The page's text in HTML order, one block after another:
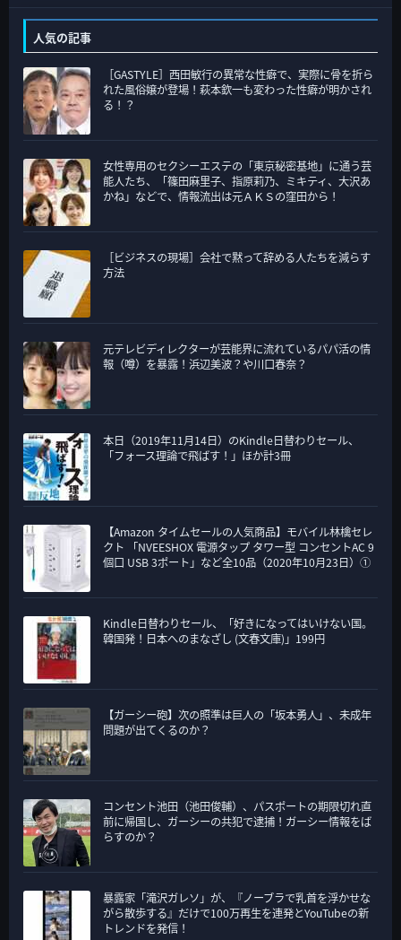
ゴ
リ
ー
人気の記事
［GASTYLE］西田敏行の異常な性癖で、実際に骨を折ら
れた風俗嬢が登場！萩本欽一も変わった性癖が明かされ
る！？
女性専用のセクシーエステの「東京秘密基地」に通う芸
能人たち、「篠田麻里子、指原莉乃、ミキティ、大沢あ
かね」などで、情報流出は元ＡＫＳの窪田から！
［ビジネスの現場］会社で黙って辞める人たちを減らす
方法
元テレビディレクターが芸能界に流れているパパ活の情
報（噂）を暴露！浜辺美波？や川口春奈？
本日（2019年11月14日）のKindle日替わりセール、
「フォース理論で飛ばす！」ほか計3冊
【Amazon タイムセールの人気商品】モバイル林檎セレ
クト 「NVEESHOX 電源タップ タワー型 コンセントAC 9
個口 USB 3ポート」など全10品（2020年10月23日）①
Kindle日替わりセール、「好きになってはいけない国。
韓国発！日本へのまなざし (文春文庫)」199円
【ガーシー砲】次の照準は巨人の「坂本勇人」、未成年
問題が出てくるのか？
コンセント池田（池田俊輔）、パスポートの期限切れ直
前に帰国し、ガーシーの共犯で逮捕！ガーシー情報をば
らすのか？
暴露家「滝沢ガレソ」が、『ノーブラで乳首を浮かせな
がら散歩する』だけで100万再生を連発とYouTubeの新
トレンドを発信！